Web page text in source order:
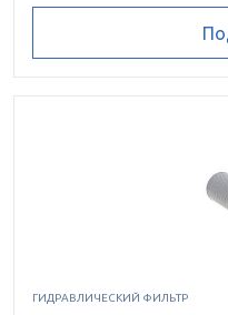
ГИДРАВЛИЧЕСКИЙ ФИЛЬТР